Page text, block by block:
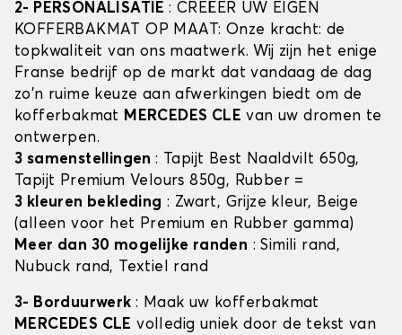
2- PERSONALISATIE: CREËER UW EIGEN
KOFFERBAKMAT OP MAAT: Onze kracht: de
topkwaliteit van ons maatwerk. Wij zijn het enige
Franse bedrijf op de markt dat vandaag de dag
zo'n ruime keuze aan afwerkingen biedt om de
kofferbakmat MERCEDES CLE van uw dromen te
ontwerpen.
3 samenstellingen: Tapijt Best Naaldvilt 650g,
Tapijt Premium Velours 850g, Rubber =
3 kleuren bekleding : Zwart, Grijze kleur, Beige
(alleen voor het Premium en Rubber gamma)
Meer dan 30 mogelijke randen : Simili rand,
Nubuck rand, Textiel rand
3- Borduurwerk : Maak uw kofferbakmat
MERCEDES CLE volledig uniek door de tekst van